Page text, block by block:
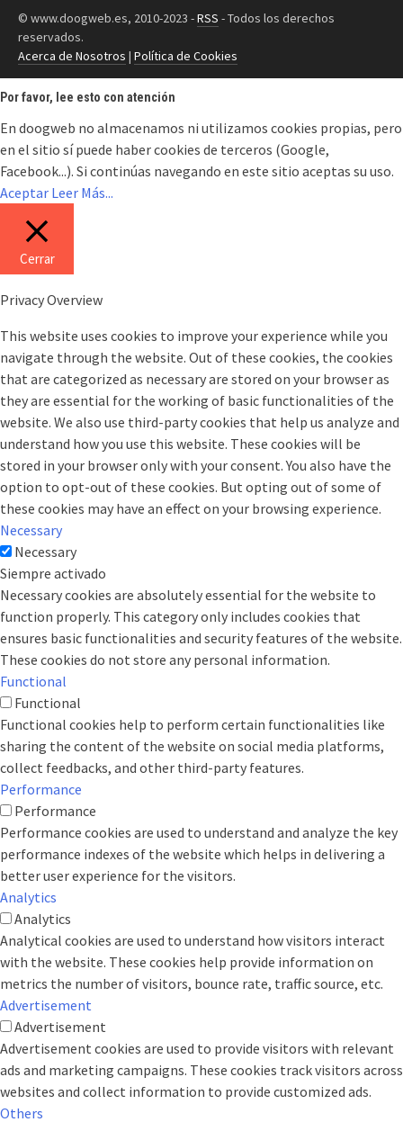
© www.doogweb.es, 2010-2023 -RSS - Todos los derechos
reservados.
Acerca de Nosotros | Política de Cookies
Por favor, lee esto con atención
En doogweb no almacenamos ni utilizamos cookies propias, pero
en el sitio sí puede haber cookies de terceros (Google,
Facebook...). Si continúas navegando en este sitio aceptas su uso.
Aceptar Leer Más...
Cerrar
Privacy Overview
This website uses cookies to improve your experience while you
navigate through the website. Out of these cookies, the cookies
that are categorized as necessary are stored on your browser as
they are essential for the working of basic functionalities of the
website. We also use third-party cookies that help us analyze and
understand how you use this website. These cookies will be
stored in your browser only with your consent. You also have the
option to opt-out of these cookies. But opting out of some of
these cookies may have an effect on your browsing experience.
Necessary
Necessary
Siempre activado
Necessary cookies are absolutely essential for the website to
function properly. This category only includes cookies that
ensures basic functionalities and security features of the website.
These cookies do not store any personal information.
Functional
Functional
Functional cookies help to perform certain functionalities like
sharing the content of the website on social media platforms,
collect feedbacks, and other third-party features.
Performance
Performance
Performance cookies are used to understand and analyze the key
performance indexes of the website which helps in delivering a
better user experience for the visitors.
Analytics
Analytics
Analytical cookies are used to understand how visitors interact
with the website. These cookies help provide information on
metrics the number of visitors, bounce rate, traffic source, etc.
Advertisement
Advertisement
Advertisement cookies are used to provide visitors with relevant
ads and marketing campaigns. These cookies track visitors across
websites and collect information to provide customized ads.
Others